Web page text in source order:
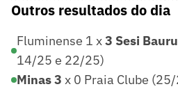
Outros resultados do dia
Fluminense 1 x3 Sesi Bauru
14/25 e 22/25)
Minas 3 x 0 Praia Clube